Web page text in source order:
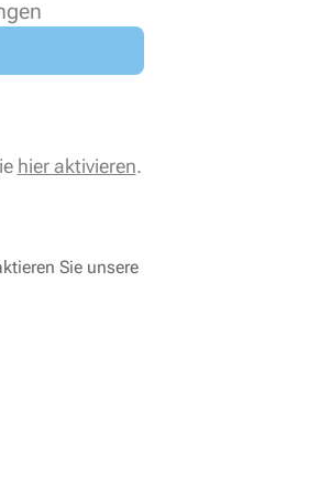
hier aktivieren.
Sie unsere